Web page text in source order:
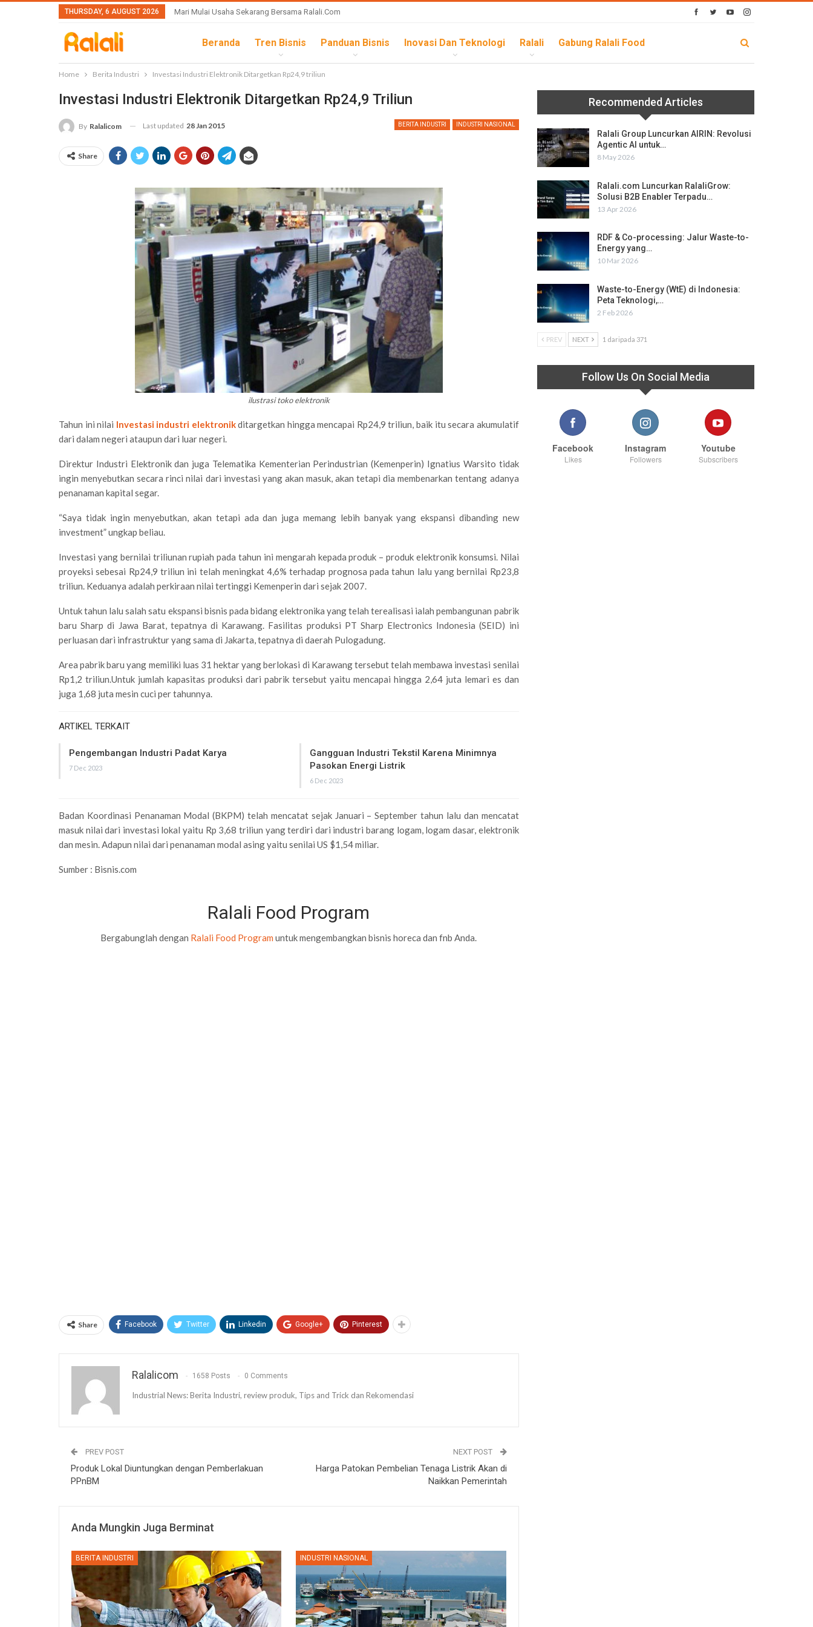
THURSDAY, 6 AUGUST 2026 Mari Mulai Usaha Sekarang Bersama Ralali.com
Beranda Tren Bisnis Panduan Bisnis Inovasi Dan Teknologi Ralali Gabung Ralali Food
Home Berita Industri Investasi Industri Elektronik Ditargetkan Rp24,9 triliun
Investasi Industri Elektronik Ditargetkan Rp24,9 Triliun
BERITA INDUSTRI INDUSTRI NASIONAL
By Ralalicom Last updated 28 Jan 2015
Share
ilustrasi toko elektronik
Tahun ini nilai Investasi industri elektronikditargetkan hingga mencapai Rp24,9 triliun, baik itu secara akumulatif
dari dalam negeri ataupun dari luar negeri.
Direktur Industri Elektronik dan juga Telematika Kementerian Perindustrian (Kemenperin) Ignatius Warsito tidak
ingin menyebutkan secara rinci nilai dari investasi yang akan masuk, akan tetapi dia membenarkan tentang adanya
penanaman kapital segar.
“Saya tidak ingin menyebutkan, akan tetapi ada dan juga memang lebih banyak yang ekspansi dibanding new
investment” ungkap beliau.
Investasi yang bernilai triliunan rupiah pada tahun ini mengarah kepada produk – produk elektronik konsumsi. Nilai
proyeksi sebesai Rp24,9 triliun ini telah meningkat 4,6% terhadap prognosa pada tahun lalu yang bernilai Rp23,8
triliun. Keduanya adalah perkiraan nilai tertinggi Kemenperin dari sejak 2007.
Untuk tahun lalu salah satu ekspansi bisnis pada bidang elektronika yang telah terealisasi ialah pembangunan pabrik
baru Sharp di Jawa Barat, tepatnya di Karawang. Fasilitas produksi PT Sharp Electronics Indonesia (SEID) ini
perluasan dari infrastruktur yang sama di Jakarta, tepatnya di daerah Pulogadung.
Area pabrik baru yang memiliki luas 31 hektar yang berlokasi di Karawang tersebut telah membawa investasi senilai
Rp1,2 triliun.Untuk jumlah kapasitas produksi dari pabrik tersebut yaitu mencapai hingga 2,64 juta lemari es dan
juga 1,68 juta mesin cuci per tahunnya.
ARTIKEL TERKAIT
Pengembangan Industri Padat Karya
7 Dec 2023
Gangguan Industri Tekstil Karena Minimnya
Pasokan Energi Listrik
6 Dec 2023
Badan Koordinasi Penanaman Modal (BKPM) telah mencatat sejak Januari – September tahun lalu dan mencatat
masuk nilai dari investasi lokal yaitu Rp 3,68 triliun yang terdiri dari industri barang logam, logam dasar, elektronik
dan mesin. Adapun nilai dari penanaman modal asing yaitu senilai US $1,54 miliar.
Sumber : Bisnis.com
Ralali Food Program
Bergabunglah dengan Ralali Food Program untuk mengembangkan bisnis horeca dan fnb Anda.
Share Facebook Twitter Linkedin Google+ Pinterest
Ralalicom 1658 Posts 0 Comments
Industrial News: Berita Industri, review produk, Tips and Trick dan Rekomendasi
PREV POST
Produk Lokal Diuntungkan dengan Pemberlakuan
PPnBM
NEXT POST
Harga Patokan Pembelian Tenaga Listrik Akan di
Naikkan Pemerintah
Anda Mungkin Juga Berminat
BERITA INDUSTRI INDUSTRI NASIONAL
Recommended Articles
Ralali Group Luncurkan AIRIN: Revolusi
Agentic AI untuk…
8 May 2026
Ralali.com Luncurkan RalaliGrow:
Solusi B2B Enabler Terpadu…
13 Apr 2026
RDF & Co-processing: Jalur Waste-to-
Energy yang…
10 Mar 2026
Waste-to-Energy (WtE) di Indonesia:
Peta Teknologi,…
2 Feb 2026
PREV NEXT 1 daripada 371
Follow Us On Social Media
Facebook
Likes
Instagram
Followers
Youtube
Subscribers